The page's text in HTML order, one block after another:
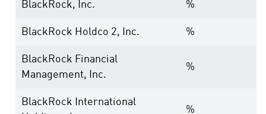
BlackRock, Inc. %
BlackRock Holdco 2, Inc. %
BlackRock Financial
Management, Inc.
%
BlackRock International
%